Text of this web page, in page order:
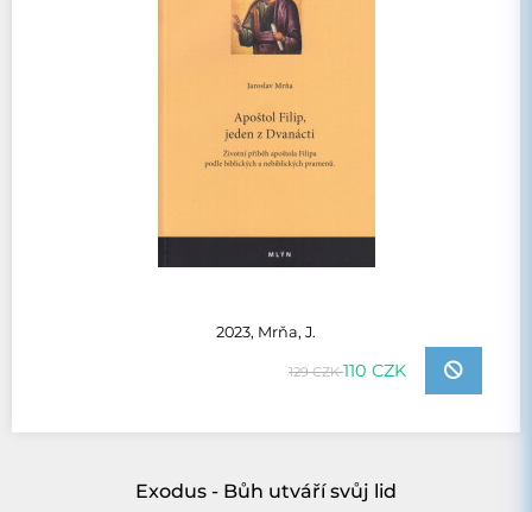
2023, Mrňa, J.
129 CZK110 CZK
Exodus - Bůh utváří svůj lid